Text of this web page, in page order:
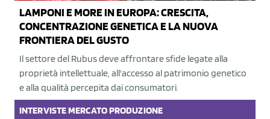
LAMPONI E MORE IN EUROPA: CRESCITA,
CONCENTRAZIONE GENETICA E LA NUOVA
FRONTIERA DEL GUSTO
Il settore del Rubus deve affrontare sfide legate alla
proprietà intellettuale, all'accesso al patrimonio genetico
e alla qualità percepita dai consumatori.
INTERVISTEMERCATOPRODUZIONE